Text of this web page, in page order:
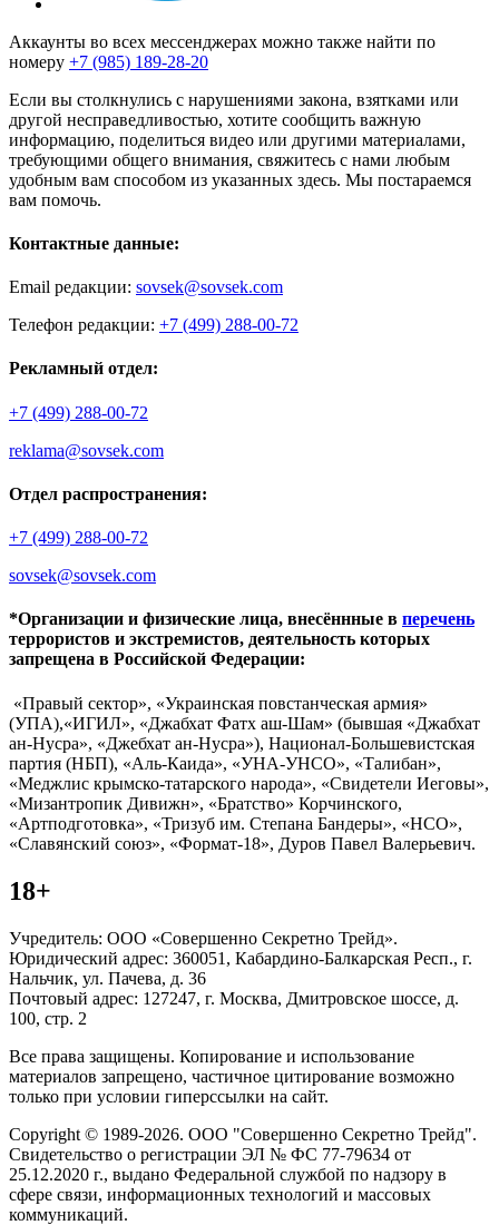
Аккаунты во всех мессенджерах можно также найти по
номеру +7 (985) 189-28-20
Если вы столкнулись с нарушениями закона, взятками или
другой несправедливостью, хотите сообщить важную
информацию, поделиться видео или другими материалами,
требующими общего внимания, свяжитесь с нами любым
удобным вам способом из указанных здесь. Мы постараемся
вам помочь.
Контактные данные:
Email редакции: sovsek@sovsek.com
Телефон редакции: +7 (499) 288-00-72
Рекламный отдел:
+7 (499) 288-00-72
reklama@sovsek.com
Отдел распространения:
+7 (499) 288-00-72
sovsek@sovsek.com
*Организации и физические лица, внесённные в перечень
террористов и экстремистов, деятельность которых
запрещена в Российской Федерации:
«Правый сектор», «Украинская повстанческая армия»
(УПА),«ИГИЛ», «Джабхат Фатх аш-Шам» (бывшая «Джабхат
ан-Нусра», «Джебхат ан-Нусра»), Национал-Большевистская
партия (НБП), «Аль-Каида», «УНА-УНСО», «Талибан»,
«Меджлис крымско-татарского народа», «Свидетели Иеговы»,
«Мизантропик Дивижн», «Братство» Корчинского,
«Артподготовка», «Тризуб им. Степана Бандеры», «НСО»,
«Славянский союз», «Формат-18», Дуров Павел Валерьевич.
18+
Учредитель: ООО «Совершенно Секретно Трейд».
Юридический адрес: 360051, Кабардино-Балкарская Респ., г.
Нальчик, ул. Пачева, д. 36
Почтовый адрес: 127247, г. Москва, Дмитровское шоссе, д.
100, стр. 2
Все права защищены. Копирование и использование
материалов запрещено, частичное цитирование возможно
только при условии гиперссылки на сайт.
Copyright © 1989-2026. ООО "Совершенно Секретно Трейд".
Свидетельство о регистрации ЭЛ № ФС 77-79634 от
25.12.2020 г., выдано Федеральной службой по надзору в
сфере связи, информационных технологий и массовых
коммуникаций.